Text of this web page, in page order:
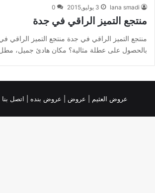
lana smadi 3 يوليو,2015 0
منتجع التميز الراقي في جدة
منتجع التميز الراقي في جدة منتجع التميز
بالحصول على عطلة مثالية؟ مكان هادئ جميل،
عروض العثيم عروض عروض بنده | اتصل بنا |